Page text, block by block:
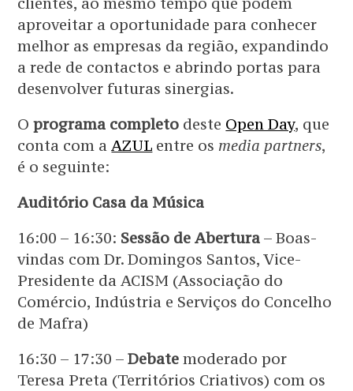
aproveitar a oportunidade para conhecer
melhor as empresas da região, expandindo
a rede de contactos e abrindo portas para
desenvolver futuras sinergias.
Oprograma completo deste Open Day, que
conta com aAZUL entre os media partners,
é o seguinte:
Auditório Casa da Música
16:00 – 16:30: Sessão de Abertura – Boas-
vindas com Dr. Domingos Santos, Vice-
Presidente da ACISM (Associação do
Comércio, Indústria e Serviços do Concelho
de Mafra)
16:30 – 17:30 –Debate moderado por
Teresa Preta (Territórios Criativos) com os